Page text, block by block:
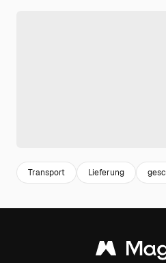
Transport Lieferung